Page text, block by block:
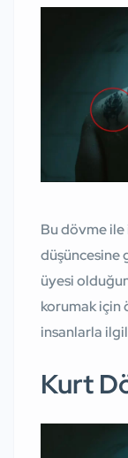
Bu dövme ile
düşüncesine
üyesi
korumak için
insanlarla
Kurt